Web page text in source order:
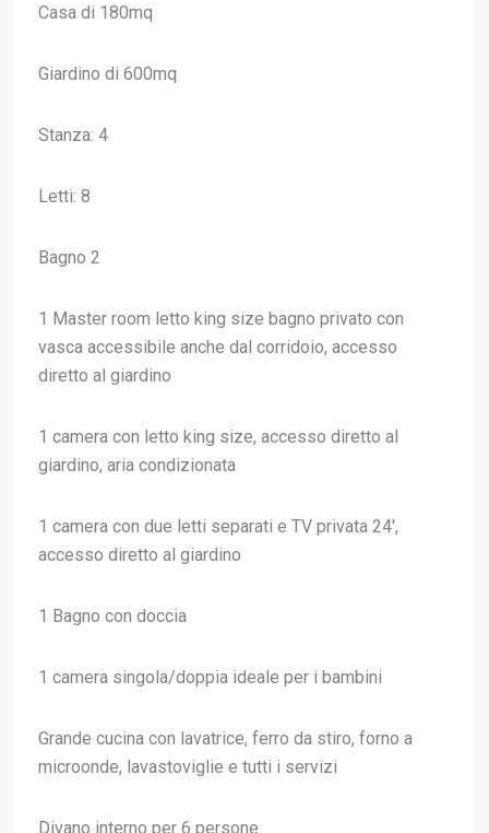
Casa di 180mq
Giardino di 600mq
Stanza: 4
Letti: 8
Bagno 2
1 Master room letto king size bagno privato con
vasca accessibile anche dal corridoio, accesso
diretto al giardino
1 camera con letto king size, accesso diretto al
giardino, aria condizionata
1 camera con due letti separati e TV privata 24′,
accesso diretto al giardino
1 Bagno con doccia
1 camera singola/doppia ideale per i bambini
Grande cucina con lavatrice, ferro da stiro, forno a
microonde, lavastoviglie e tutti i servizi
Divano interno per 6 persone